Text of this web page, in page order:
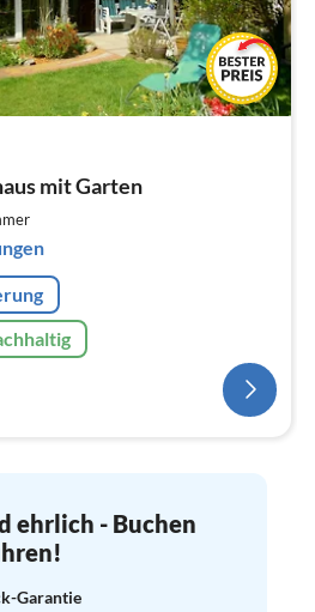
mit Garten
ehrlich - Buchen
Garantie